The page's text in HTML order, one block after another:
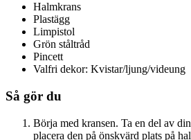
Halmkrans
Plastägg
Limpistol
Grön ståltråd
Pincett
Valfri dekor: Kvistar/ljung/videung
Så gör du
Börja med kransen. Ta en del av
placera den på önskvärd plats på